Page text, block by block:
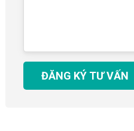
ĐĂNG KÝ TƯ VẤN